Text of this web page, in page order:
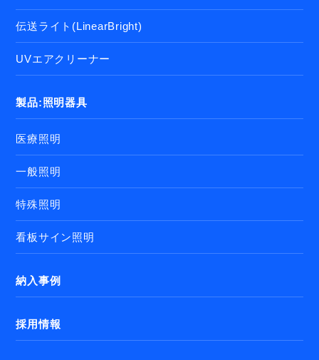
伝送ライト(LinearBright)
UVエアクリーナー
製品:照明器具
医療照明
一般照明
特殊照明
看板サイン照明
納入事例
採用情報